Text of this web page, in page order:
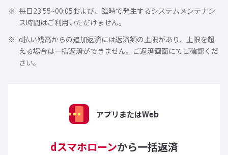
毎日23:55~00:05および、臨時で発生するシステムメンテナン
ス時間はご利用いただけません。
d払い残高からの追加返済には返済額の上限があり、上限を超
える場合は一括返済ができません。ご返済画面にてご確認くだ
さい。
アプリまたはWeb
dスマホローンから一括返済